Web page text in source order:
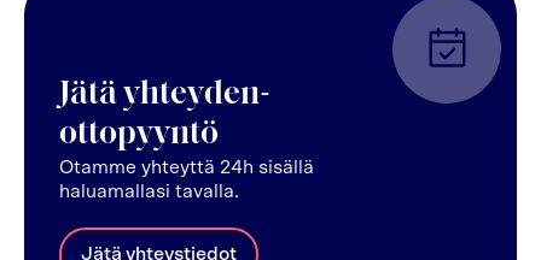
Jätä yhteyden-
ottopyyntö
Otamme yhteyttä 24h sisällä
haluamallasi tavalla.
Jätä yhteystiedot